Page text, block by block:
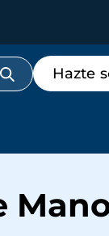
Menú
de
destacados
Hazte